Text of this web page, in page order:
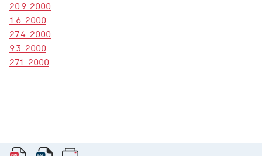
20.9. 2000
1.6. 2000
27.4. 2000
9.3. 2000
27.1. 2000